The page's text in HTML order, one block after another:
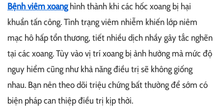
Bệnh viêm xoanghình thành khi các hốc xoang bị hại
khuẩn tấn công. Tình trạng viêm nhiễm khiến lớp niêm
mạc hô hấp tổn thương, tiết nhiều dịch nhầy gây tắc nghẽn
tại các xoang. Tùy vào vị trí xoang bị ảnh hưởng mà mức độ
nguy hiểm cũng như khả năng điều trị sẽ không giống
nhau. Bạn nên theo dõi triệu chứng bất thường để sớm có
biện pháp can thiệp điều trị kịp thời.